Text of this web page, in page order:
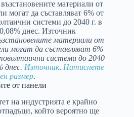
материали от
могат да съставляват 6%
системи до 2040
днес. Източник. Натиснете
размер.
от панели
на индустрията е крайно
който вероятно ще